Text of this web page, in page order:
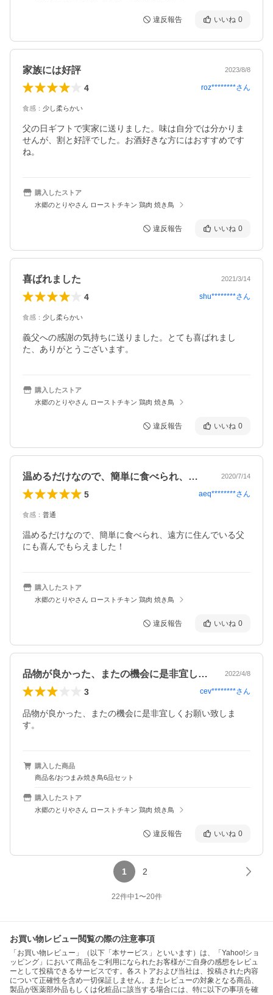
違反報告 いいね 0
家族には好評 2023/8/8
4 roz********さん
食感 ： 少し柔らかい
父の日ギフトで実家に送りました。味は自分では分かりま
せんが、割と好評でした。お酒好きな方にはおすすめです
ね。
購入したストア
水郷のとりやさん ローストチキン 鶏肉 焼き鳥
違反報告 いいね 0
喜ばれました 2021/3/14
4 shu********さん
食感 ： 少し柔らかい
義父への感謝の気持ちに送りました。とても喜ばれまし
た、ありがとうございます。
購入したストア
水郷のとりやさん ローストチキン 鶏肉 焼き鳥
違反報告 いいね 0
温めるだけなので、簡単に食べられ、遠方… 2020/7/14
5 aeq********さん
食感 ： 普通
温めるだけなので、簡単に食べられ、遠方に住んでいる父
にも喜んでもらえました！
購入したストア
水郷のとりやさん ローストチキン 鶏肉 焼き鳥
違反報告 いいね 0
品物が良かった、またの機会に是非宜しく… 2022/4/8
3 cev********さん
品物が良かった、またの機会に是非宜しくお願い致しま
す。
購入した商品
商品名/おつまみ焼き鳥6品セット
購入したストア
水郷のとりやさん ローストチキン 鶏肉 焼き鳥
違反報告 いいね 0
1 2
22件中1〜20件
お買い物レビュー閲覧の際の注意事項
「お買い物レビュー」（以下「本サービス」といいます）は、「Yahoo!ショ
ッピング」において商品をご利用になられたお客様がご自身の感想をレビュ
ーとして投稿できるサービスです。各ストアおよび当社は、投稿された内容
について正確性を含め一切保証しません。またレビューの対象となる商品、
製品が医薬部外品もしくは化粧品に該当する場合には、特に以下の事項を確